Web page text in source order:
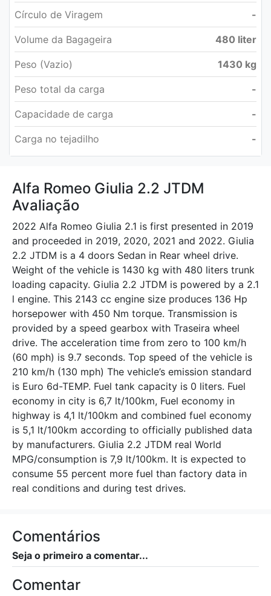
Círculo de Viragem -
Volume da Bagageira 480 liter
Peso (Vazio) 1430 kg
Peso total da carga -
Capacidade de carga -
Carga no tejadilho -
Alfa Romeo Giulia 2.2 JTDM
Avaliação
2022 Alfa Romeo Giulia 2.1 is first presented in 2019
and proceeded in 2019, 2020, 2021 and 2022. Giulia
2.2 JTDM is a 4 doors Sedan in Rear wheel drive.
Weight of the vehicle is 1430 kg with 480 liters trunk
loading capacity. Giulia 2.2 JTDM is powered by a 2.1
l engine. This 2143 cc engine size produces 136 Hp
horsepower with 450 Nm torque. Transmission is
provided by a speed gearbox with Traseira wheel
drive. The acceleration time from zero to 100 km/h
(60 mph) is 9.7 seconds. Top speed of the vehicle is
210 km/h (130 mph) The vehicle’s emission standard
is Euro 6d-TEMP. Fuel tank capacity is 0 liters. Fuel
economy in city is 6,7 lt/100km, Fuel economy in
highway is 4,1 lt/100km and combined fuel economy
is 5,1 lt/100km according to officially published data
by manufacturers. Giulia 2.2 JTDM real World
MPG/consumption is 7,9 lt/100km. It is expected to
consume 55 percent more fuel than factory data in
real conditions and during test drives.
Comentários
Seja o primeiro a comentar...
Comentar